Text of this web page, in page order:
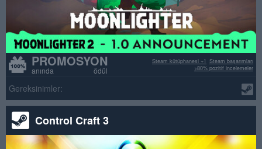
PROMOSYON
anında ödül
Steam başarımları
Steam kütüphanesi +1
>80% pozitif incelemeler
Gereksinimler:
Control Craft 3